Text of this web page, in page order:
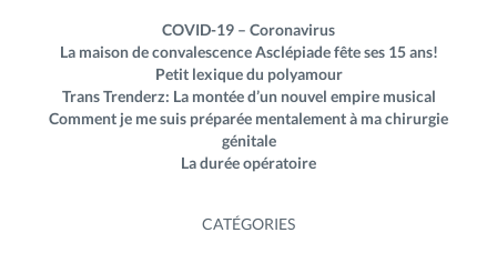
COVID-19 – Coronavirus
La maison de convalescence Asclépiade fête ses 15 ans!
Petit lexique du polyamour
Trans Trenderz: La montée d’un nouvel empire musical
Comment je me suis préparée mentalement à ma chirurgie
génitale
La durée opératoire
CATÉGORIES